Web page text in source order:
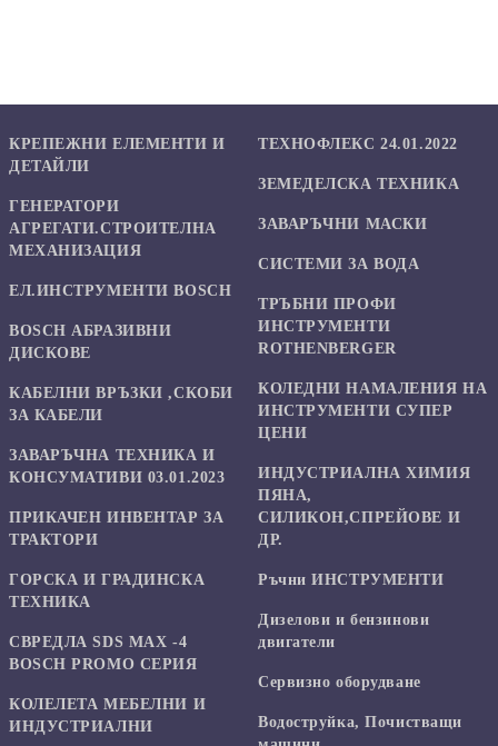
КРЕПЕЖНИ ЕЛЕМЕНТИ И
ДЕТАЙЛИ
ГЕНЕРАТОРИ
АГРЕГАТИ.СТРОИТЕЛНА
МЕХАНИЗАЦИЯ
ЕЛ.ИНСТРУМЕНТИ BOSCH
BOSCH АБРАЗИВНИ
ДИСКОВЕ
КАБЕЛНИ ВРЪЗКИ ,СКОБИ
ЗА КАБЕЛИ
ЗАВАРЪЧНА ТЕХНИКА И
КОНСУМАТИВИ 03.01.2023
ПРИКАЧЕН ИНВЕНТАР ЗА
ТРАКТОРИ
ГОРСКА И ГРАДИНСКА
ТЕХНИКА
СВРЕДЛА SDS MAX -4
BOSCH PROMO СЕРИЯ
КОЛЕЛЕТА МЕБЕЛНИ И
ИНДУСТРИАЛНИ
ТЕХНОФЛЕКС 24.01.2022
ЗЕМЕДЕЛСКА ТЕХНИКА
ЗАВАРЪЧНИ МАСКИ
СИСТЕМИ ЗА ВОДА
ТРЪБНИ ПРОФИ
ИНСТРУМЕНТИ
ROTHENBERGER
КОЛЕДНИ НАМАЛЕНИЯ НА
ИНСТРУМЕНТИ СУПЕР
ЦЕНИ
ИНДУСТРИАЛНА ХИМИЯ
ПЯНА,
СИЛИКОН,СПРЕЙОВЕ И
ДР.
Ръчни ИНСТРУМЕНТИ
Дизелови и бензинови
двигатели
Сервизно оборудване
Водоструйка, Почистващи